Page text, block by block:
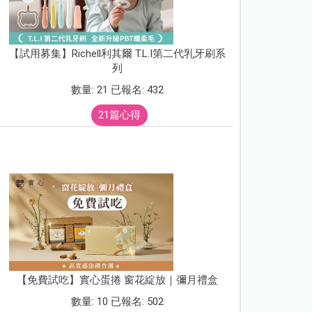
【試用募集】Richell利其爾 T.L.I第二代乳牙刷系
列
數量: 21 已報名: 432
21篇心得
【免費試吃】實心蛋捲 窗花綻放｜彌月禮盒
數量: 10 已報名: 502